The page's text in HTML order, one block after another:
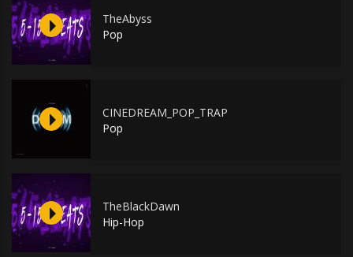
TheAbyss
Pop
CINEDREAM_POP_TRAP
Pop
TheBlackDawn
Hip-Hop